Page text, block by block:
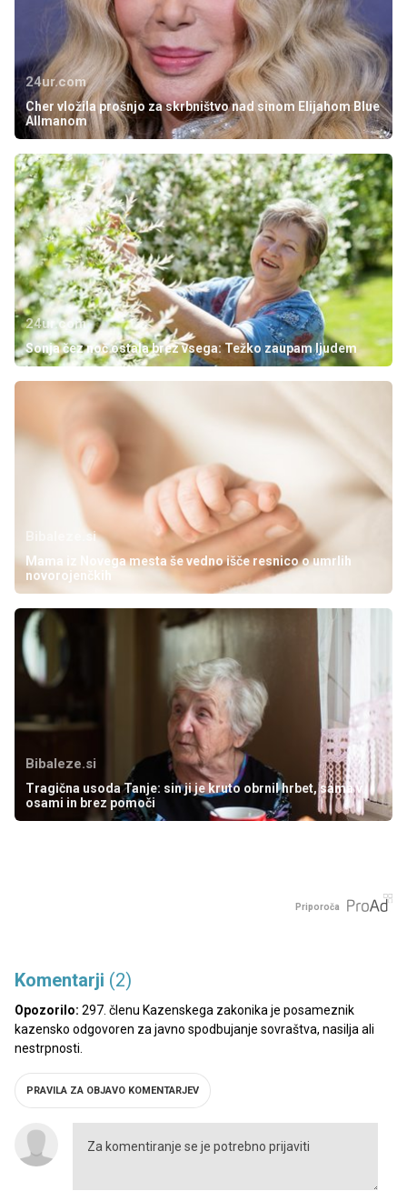
24ur.com
Cher vložila prošnjo za skrbništvo nad sinom Elijahom Blue
Allmanom
24ur.com
Sonja čez noč ostala brez vsega: Težko zaupam ljudem
Bibaleze.si
Mama iz Novega mesta še vedno išče resnico o umrlih
novorojenčkih
Bibaleze.si
Tragična usoda Tanje: sin ji je kruto obrnil hrbet, sama v
osami in brez pomoči
Priporoča
Komentarji (2)
Opozorilo: 297. členu Kazenskega zakonika je posameznik
kazensko odgovoren za javno spodbujanje sovraštva, nasilja ali
nestrpnosti.
PRAVILA ZA OBJAVO KOMENTARJEV